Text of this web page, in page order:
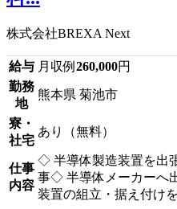
株式会社BREXA Next
給与 月収例 260,000円
勤務
地
熊本県 菊池市
寮・
社宅
あり（無料）
仕事
内容
◇ 半導体製造装置を出
事◇ 半導体メーカーへ
装置の組立・据え付け